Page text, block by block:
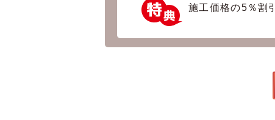
施工価格の5％割引